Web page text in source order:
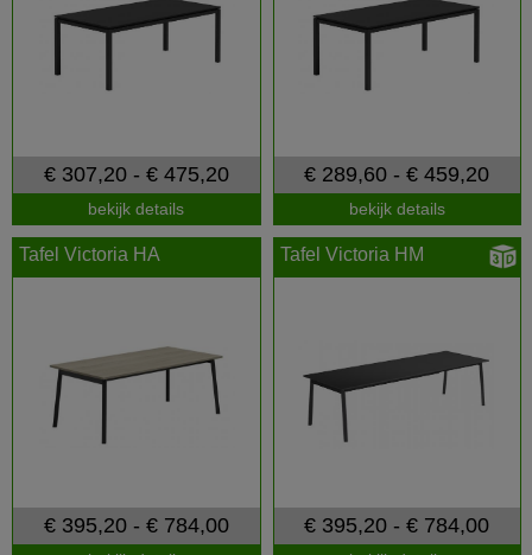
€ 307,20 - € 475,20
bekijk details
€ 289,60 - € 459,20
bekijk details
Tafel Victoria HA
€ 395,20 - € 784,00
Tafel Victoria HM
€ 395,20 - € 784,00